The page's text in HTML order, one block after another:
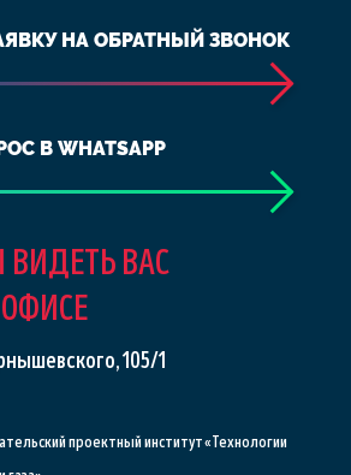
НА ОБРАТНЫЙ ЗВОНОК
В WHATSAPP
ВАС
105/1
проектный институт «Технологии